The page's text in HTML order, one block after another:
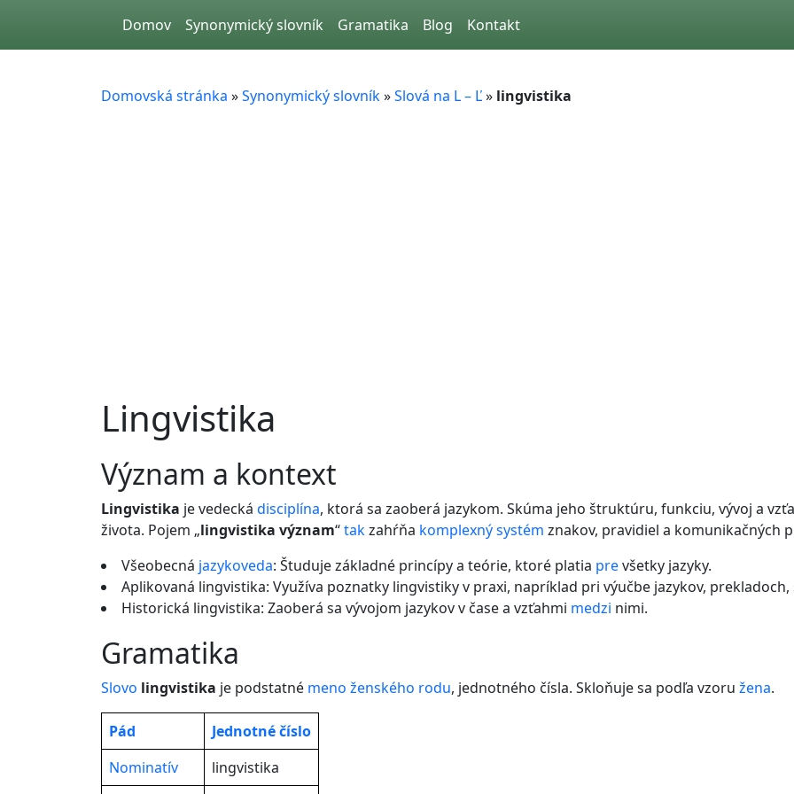
Domov Synonymický slovník Gramatika Blog Kontakt
Domovská stránka »Synonymický slovník»Slová na L – Ľ» lingvistika
Lingvistika
význam a kontext
Lingvistika je vedecká disciplína, ktorá sa zaoberá jazykom. Skúma jeho štruktúru, funkciu, vývoj a
života. Pojem „lingvistika význam“takzahŕňa komplexnýsystém znakov, pravidiel a komunikačných
Všeobecná jazykoveda: Študuje základné princípy a teórie, ktoré platia prevšetky jazyky.
Aplikovaná lingvistika: Využíva poznatky lingvistiky v praxi, napríklad pri výučbe jazykov,
Historická lingvistika: Zaoberá sa vývojom jazykov v čase a vzťahmi medzi nimi.
gramatika
Slovo lingvistika je podstatné meno ženského rodu, jednotného čísla. Skloňuje sa podľa vzoru žena.
Pád Jednotnéčíslo
Nominatív
lingvistika